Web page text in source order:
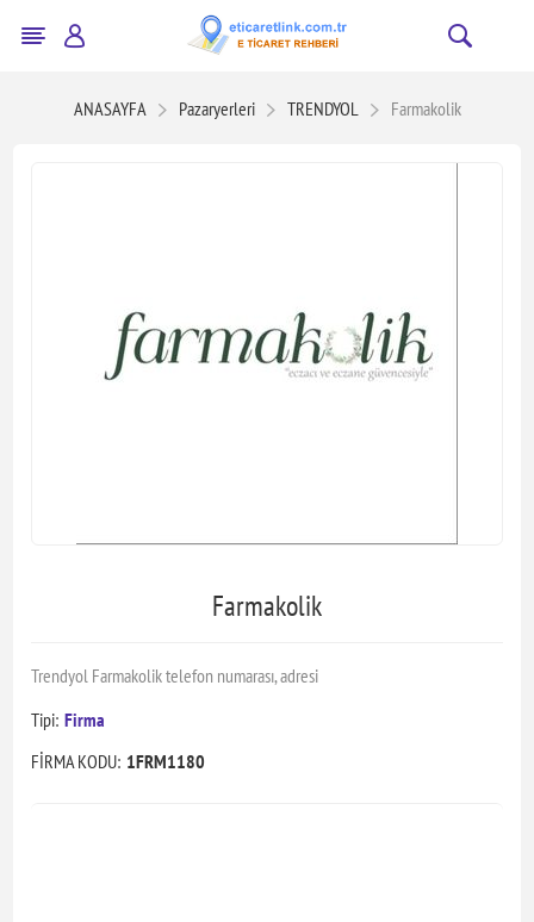
ANASAYFA Pazaryerleri TRENDYOL Farmakolik
Farmakolik
Trendyol Farmakolik telefon numarası, adresi
Tipi: Firma
FİRMA KODU: 1FRM1180